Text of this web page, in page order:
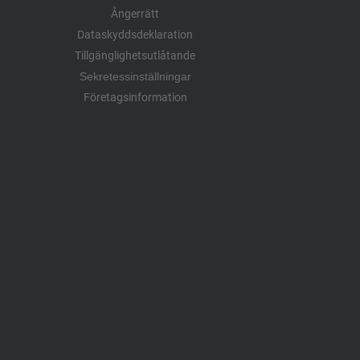
Ångerrätt
Dataskyddsdeklaration
Tillgänglighetsutlåtande
Sekretessinställningar
Företagsinformation